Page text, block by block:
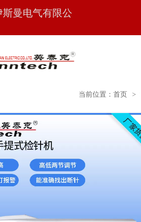
曼电气有限公
当前位置： 首页 >